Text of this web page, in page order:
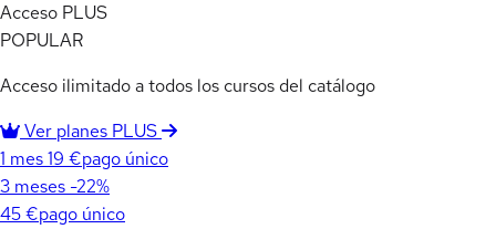
Acceso PLUS
POPULAR
Acceso ilimitado a todos los cursos del catálogo
Ver planes PLUS
1 mes19 €pago único
3 meses -22%
45 €pago único